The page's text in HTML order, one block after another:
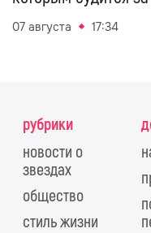
07 августа 17:34
рубрики
новости о
звездах
общество
стиль жизни